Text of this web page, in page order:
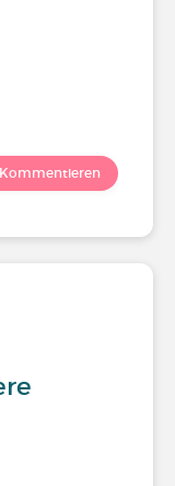
Kommentieren